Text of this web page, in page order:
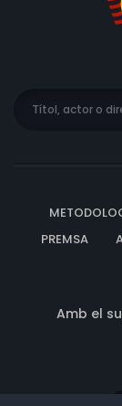
PREMSA
Amb el